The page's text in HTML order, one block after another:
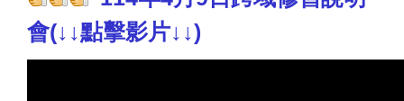
會(↓↓點擊影片↓↓)